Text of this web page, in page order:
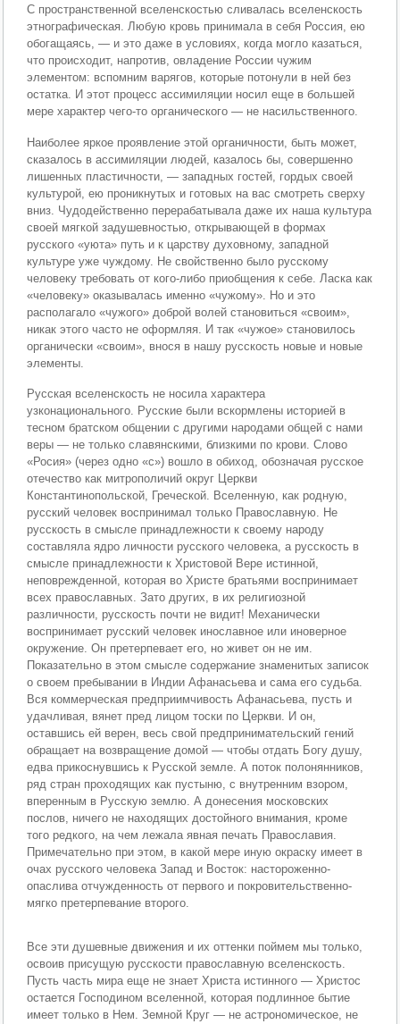
С пространственной вселенскостью сливалась вселенскость
этнографическая. Любую кровь принимала в себя Россия, ею
обогащаясь, — и это даже в условиях, когда могло казаться,
что происходит, напротив, овладение России чужим
элементом: вспомним варягов, которые потонули в ней без
остатка. И этот процесс ассимиляции носил еще в большей
мере характер чего-то органического — не насильственного.
Наиболее яркое проявление этой органичности, быть может,
сказалось в ассимиляции людей, казалось бы, совершенно
лишенных пластичности, — западных гостей, гордых своей
культурой, ею проникнутых и готовых на вас смотреть сверху
вниз. Чудодейственно перерабатывала даже их наша культура
своей мягкой задушевностью, открывающей в формах
русского «уюта» путь и к царству духовному, западной
культуре уже чуждому. Не свойственно было русскому
человеку требовать от кого-либо приобщения к себе. Ласка как
«человеку» оказывалась именно «чужому». Но и это
располагало «чужого» доброй волей становиться «своим»,
никак этого часто не оформляя. И так «чужое» становилось
органически «своим», внося в нашу русскость новые и новые
элементы.
Русская вселенскость не носила характера
узконационального. Русские были вскормлены историей в
тесном братском общении с другими народами общей с нами
веры — не только славянскими, близкими по крови. Слово
«Росия» (через одно «с») вошло в обиход, обозначая русское
отечество как митрополичий округ Церкви
Константинопольской, Греческой. Вселенную, как родную,
русский человек воспринимал только Православную. Не
русскость в смысле принадлежности к своему народу
составляла ядро личности русского человека, а русскость в
смысле принадлежности к Христовой Вере истинной,
неповрежденной, которая во Христе братьями воспринимает
всех православных. Зато других, в их религиозной
различности, русскость почти не видит! Механически
воспринимает русский человек инославное или иноверное
окружение. Он претерпевает его, но живет он не им.
Показательно в этом смысле содержание знаменитых записок
о своем пребывании в Индии Афанасьева и сама его судьба.
Вся коммерческая предприимчивость Афанасьева, пусть и
удачливая, вянет пред лицом тоски по Церкви. И он,
оставшись ей верен, весь свой предпринимательский гений
обращает на возвращение домой — чтобы отдать Богу душу,
едва прикоснувшись к Русской земле. А поток полонянников,
ряд стран проходящих как пустыню, с внутренним взором,
вперенным в Русскую землю. А донесения московских
послов, ничего не находящих достойного внимания, кроме
того редкого, на чем лежала явная печать Православия.
Примечательно при этом, в какой мере иную окраску имеет в
очах русского человека Запад и Восток: настороженно-
опаслива отчужденность от первого и покровительственно-
мягко претерпевание второго.
Все эти душевные движения и их оттенки поймем мы только,
освоив присущую русскости православную вселенскость.
Пусть часть мира еще не знает Христа истинного — Христос
остается Господином вселенной, которая подлинное бытие
имеет только в Нем. Земной Круг — не астрономическое, не